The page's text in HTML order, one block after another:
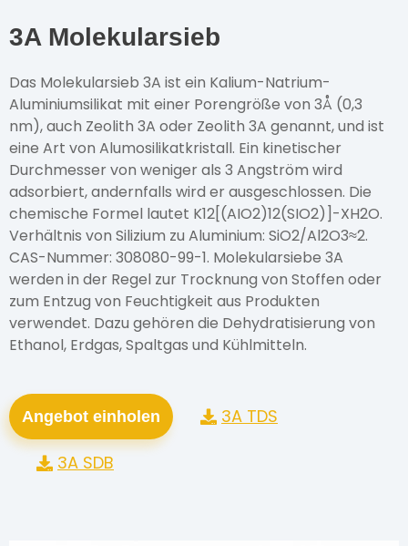
3A Molekularsieb
Das Molekularsieb 3A ist ein Kalium-Natrium-
Aluminiumsilikat mit einer Porengröße von 3Å (0,3
nm), auch Zeolith 3A oder Zeolith 3A genannt, und ist
eine Art von Alumosilikatkristall. Ein kinetischer
Durchmesser von weniger als 3 Angström wird
adsorbiert, andernfalls wird er ausgeschlossen. Die
chemische Formel lautet K12[(AIO2)12(SIO2)]-XH2O.
Verhältnis von Silizium zu Aluminium: SiO2/Al2O3≈2.
CAS-Nummer: 308080-99-1. Molekularsiebe 3A
werden in der Regel zur Trocknung von Stoffen oder
zum Entzug von Feuchtigkeit aus Produkten
verwendet. Dazu gehören die Dehydratisierung von
Ethanol, Erdgas, Spaltgas und Kühlmitteln.
Angebot einholen 3A TDS
3A SDB